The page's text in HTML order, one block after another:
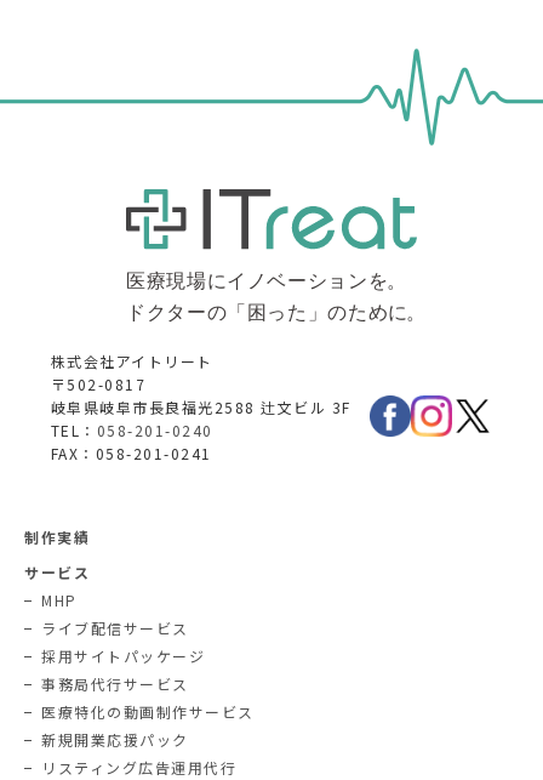
株式会社アイトリート
〒502-0817
岐阜県岐阜市長良福光2588 辻文ビル 3F
TEL： 058-201-0240
FAX：058-201-0241
制作実績
サービス
MHP
ライブ配信サービス
採用サイトパッケージ
事務局代行サービス
医療特化の動画制作サービス
新規開業応援パック
リスティング広告運用代行